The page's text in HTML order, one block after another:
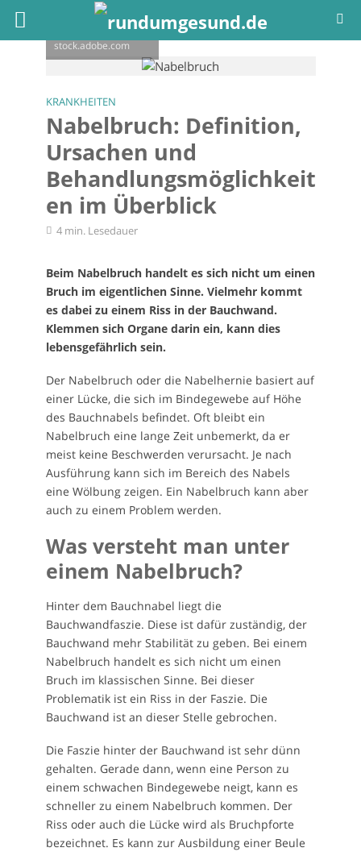
nabelbruch kommen
- © Анастасия
stock.adobe.com
KRANKHEITEN
Nabelbruch: Definition,
Ursachen und
Behandlungsmöglichkeit
en im Überblick
4 min. Lesedauer
Beim Nabelbruch handelt es sich nicht um einen
Bruch im eigentlichen Sinne. Vielmehr kommt
es dabei zu einem Riss in der Bauchwand.
Klemmen sich Organe darin ein, kann dies
lebensgefährlich sein.
Der Nabelbruch oder die Nabelhernie basiert auf
einer Lücke, die sich im Bindegewebe auf Höhe
des Bauchnabels befindet. Oft bleibt ein
Nabelbruch eine lange Zeit unbemerkt, da er
meist keine Beschwerden verursacht. Je nach
Ausführung kann sich im Bereich des Nabels
eine Wölbung zeigen. Ein Nabelbruch kann aber
auch zu einem Problem werden.
Was versteht man unter
einem Nabelbruch?
Hinter dem Bauchnabel liegt die
Bauchwandfaszie. Diese ist dafür zuständig, der
Bauchwand mehr Stabilität zu geben. Bei einem
Nabelbruch handelt es sich nicht um einen
Bruch im klassischen Sinne. Bei dieser
Problematik ist ein Riss in der Faszie. Die
Bauchwand ist an dieser Stelle gebrochen.
Die Faszie hinter der Bauchwand ist sehr dünn
gehalten. Gerade dann, wenn eine Person zu
einem schwachen Bindegewebe neigt, kann es
schneller zu einem Nabelbruch kommen. Der
Riss oder auch die Lücke wird als Bruchpforte
bezeichnet. Es kann zur Ausbildung einer Beule